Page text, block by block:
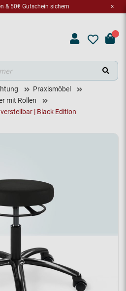
×
& 50€ Gutschein sichern
Praxismöbel
mit Rollen
| Black Edition